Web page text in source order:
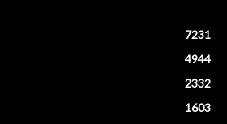
7231
4944
2332
1603